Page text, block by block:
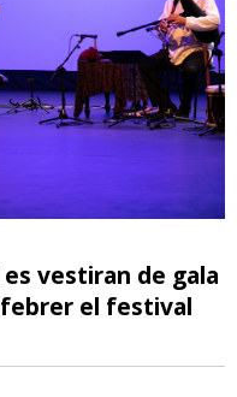
vestiran de gala
febrer el festival